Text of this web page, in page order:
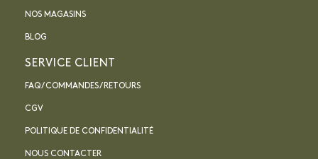
NOS MAGASINS
BLOG
SERVICE CLIENT
FAQ / COMMANDES / RETOURS
CGV
POLITIQUE DE CONFIDENTIALITÉ
NOUS CONTACTER